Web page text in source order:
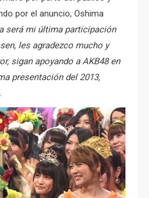
por el anuncio, Oshima
será mi última participación
les agradezco mucho y
sigan apoyando a AKB48 en
presentación del 2013,
.